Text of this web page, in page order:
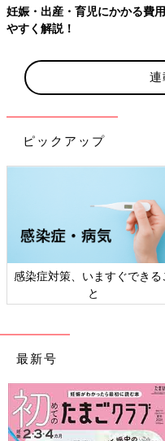
妊娠・出産・育児にかかる費
やすく解説！
ピックアップ
感染症対策、いますぐできる
と
最新号